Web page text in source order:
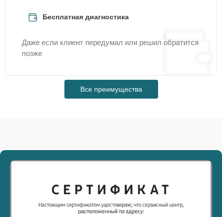
Бесплатная диагностика
Даже если клиент передумал или решил обратится
позже
Все преимущества